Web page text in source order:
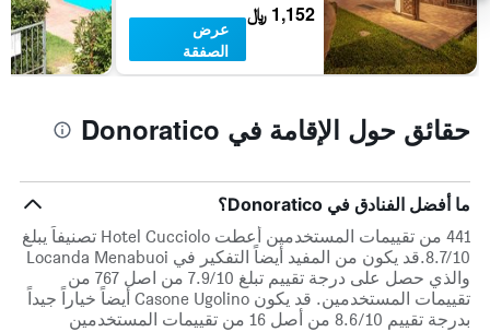
1,152 ﷼
عرض
الصفقة
حقائق حول الإقامة في Donoratico
ما أفضل الفنادق في Donoratico؟
441 من تقييمات المستخدمين أعطت Hotel Cucciolo تصنيفاً يبلغ
8.7/10.قد يكون من المفيد أيضاً التفكير في Locanda Menabuoi
والذي حصل على درجة تقييم تبلغ 7.9/10 من اصل 767 من
تقييمات المستخدمين. قد يكون Casone Ugolino أيضاً خياراً جيداً
بدرجة تقييم 8.6/10 من أصل 16 من تقييمات المستخدمين